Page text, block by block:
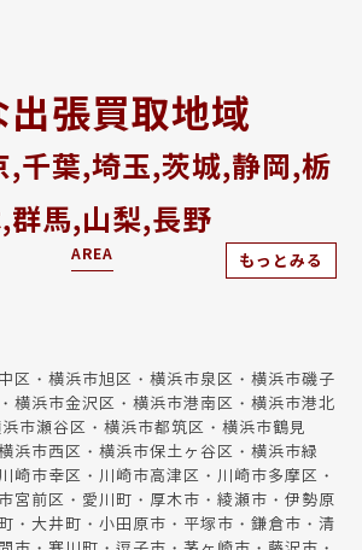
出張買取地域
,千葉,埼玉,茨城,静岡,栃
群馬,山梨,長野
AREA もっとみる
区・横浜市旭区・横浜市泉区・横浜市磯子
横浜市金沢区・横浜市港南区・横浜市港北
市瀬谷区・横浜市都筑区・横浜市鶴見
浜市西区・横浜市保土ヶ谷区・横浜市緑
崎市幸区・川崎市高津区・川崎市多摩区・
宮前区・愛川町・厚木市・綾瀬市・伊勢原
・大井町・小田原市・平塚市・鎌倉市・清